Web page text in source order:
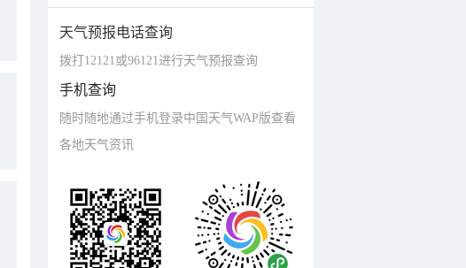
天气预报电话查询
拨打12121或96121进行天气预报查询
手机查询
随时随地通过手机登录中国天气WAP版查看
各地天气资讯